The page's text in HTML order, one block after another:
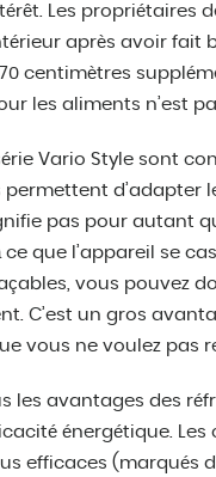
Les propriétaires
après avoir fait
centimètres
les aliments n’est
Vario Style sont
d’adapter
pas pour autant
ce que l’appareil se
vous pouvez
C’est un gros
vous ne voulez pas
les avantages des
énergétique.
efficaces (marqués